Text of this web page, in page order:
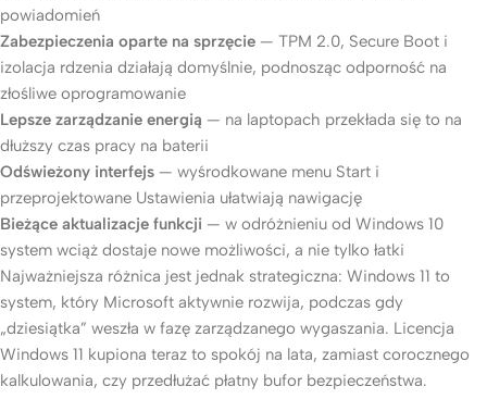
powiadomień
Zabezpieczenia oparte na sprzęcie — TPM 2.0, Secure Boot i
izolacja rdzenia działają domyślnie, podnosząc odporność na
złośliwe oprogramowanie
Lepsze zarządzanie energią — na laptopach przekłada się to na
dłuższy czas pracy na baterii
Odświeżony interfejs — wyśrodkowane menu Start i
przeprojektowane Ustawienia ułatwiają nawigację
Bieżące aktualizacje funkcji — w odróżnieniu od Windows 10
system wciąż dostaje nowe możliwości, a nie tylko łatki
Najważniejsza różnica jest jednak strategiczna: Windows 11 to
system, który Microsoft aktywnie rozwija, podczas gdy
„dziesiątka” weszła w fazę zarządzanego wygaszania. Licencja
Windows 11 kupiona teraz to spokój na lata, zamiast corocznego
kalkulowania, czy przedłużać płatny bufor bezpieczeństwa.